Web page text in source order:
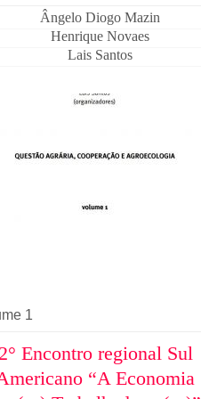
Ângelo Diogo Mazin
Henrique Novaes
Lais Santos
1
Encontro regional Sul
“A Economia